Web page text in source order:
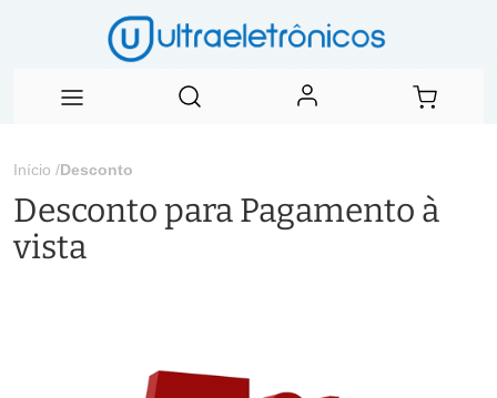
Início /Desconto
Desconto para Pagamento à
vista